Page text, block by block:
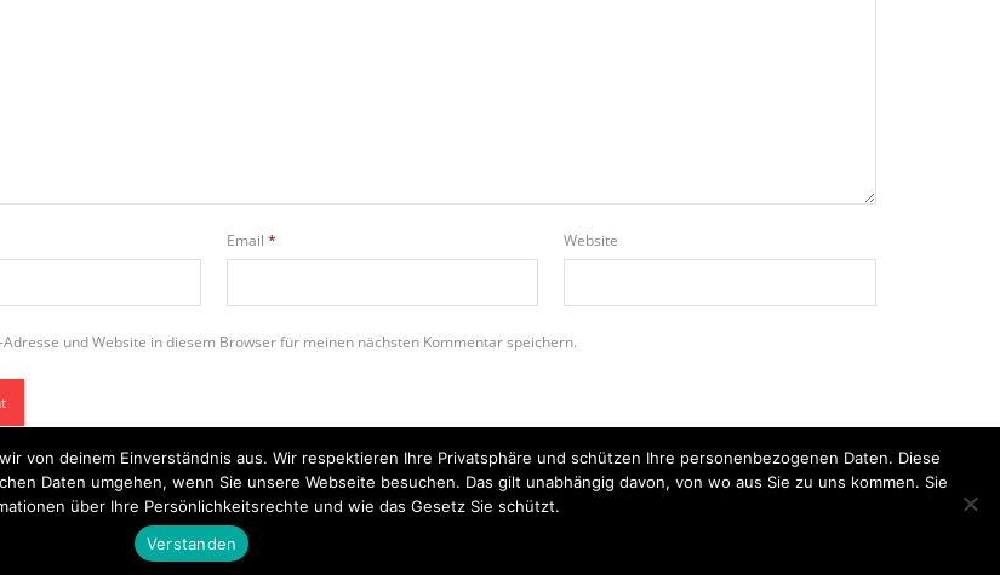
Email * Website
Adresse und Website in diesem Browser für meinen nächsten Kommentar speichern.
Einsätze Mitglied werden Über uns Bilder
Kontakt
Think Up Themes Ltd. Powered by
von deinem Einverständnis aus. Wir respektieren Ihre Privatsphäre und schützen Ihre personenbezogenen Daten. Diese
Daten umgehen, wenn Sie unsere Webseite besuchen. Das gilt unabhängig davon, von wo aus Sie zu uns kommen. Sie
über Ihre Persönlichkeitsrechte und wie das Gesetz Sie schützt.
Verstanden